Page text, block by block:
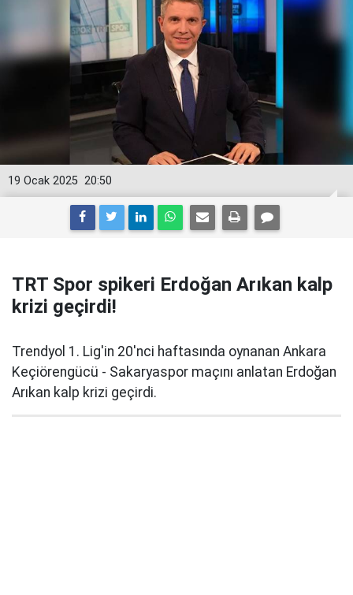
20:50
19 Ocak 2025
TRT Spor spikeri Erdoğan Arıkan kalp
krizi geçirdi!
Trendyol 1. Lig'in 20'nci haftasında oynanan Ankara
Keçiörengücü - Sakaryaspor maçını anlatan Erdoğan
Arıkan kalp krizi geçirdi.